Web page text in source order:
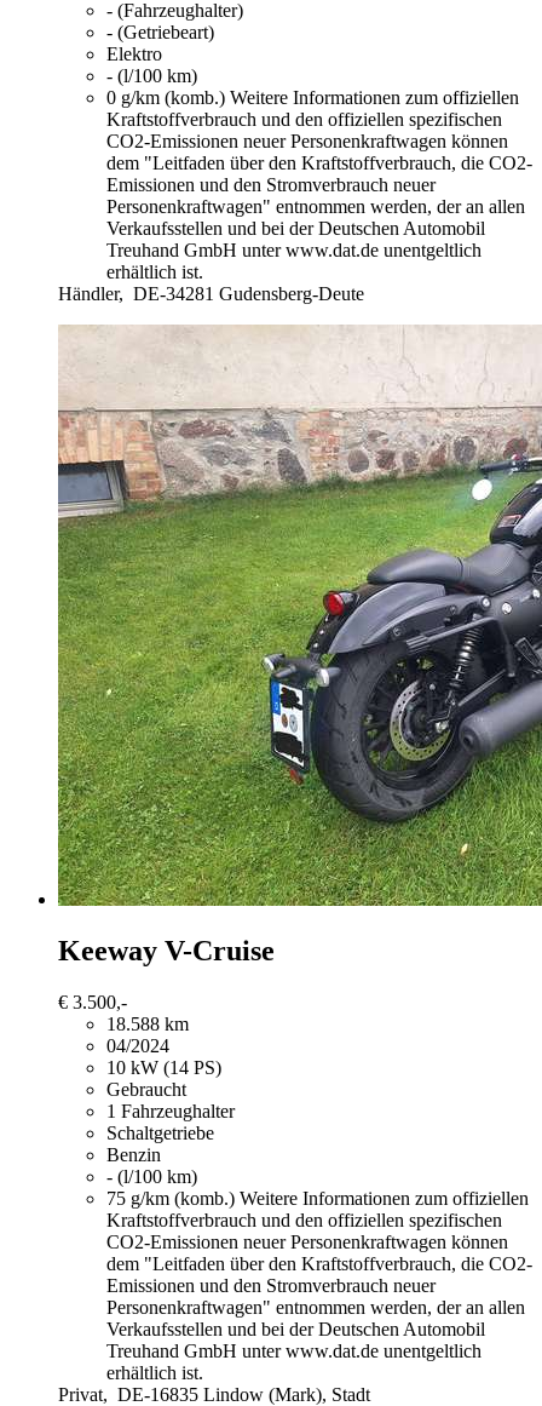
- (Fahrzeughalter)
- (Getriebeart)
Elektro
- (l/100 km)
0 g/km (komb.) Weitere Informationen zum offiziellen
Kraftstoffverbrauch und den offiziellen spezifischen
CO2-Emissionen neuer Personenkraftwagen können
dem "Leitfaden über den Kraftstoffverbrauch, die CO2-
Emissionen und den Stromverbrauch neuer
Personenkraftwagen" entnommen werden, der an allen
Verkaufsstellen und bei der Deutschen Automobil
Treuhand GmbH unter www.dat.de unentgeltlich
erhältlich ist.
Händler, DE-34281 Gudensberg-Deute
Keeway V-Cruise
€ 3.500,-
18.588 km
04/2024
10 kW (14 PS)
Gebraucht
1 Fahrzeughalter
Schaltgetriebe
Benzin
- (l/100 km)
75 g/km (komb.) Weitere Informationen zum offiziellen
Kraftstoffverbrauch und den offiziellen spezifischen
CO2-Emissionen neuer Personenkraftwagen können
dem "Leitfaden über den Kraftstoffverbrauch, die CO2-
Emissionen und den Stromverbrauch neuer
Personenkraftwagen" entnommen werden, der an allen
Verkaufsstellen und bei der Deutschen Automobil
Treuhand GmbH unter www.dat.de unentgeltlich
erhältlich ist.
Privat, DE-16835 Lindow (Mark), Stadt